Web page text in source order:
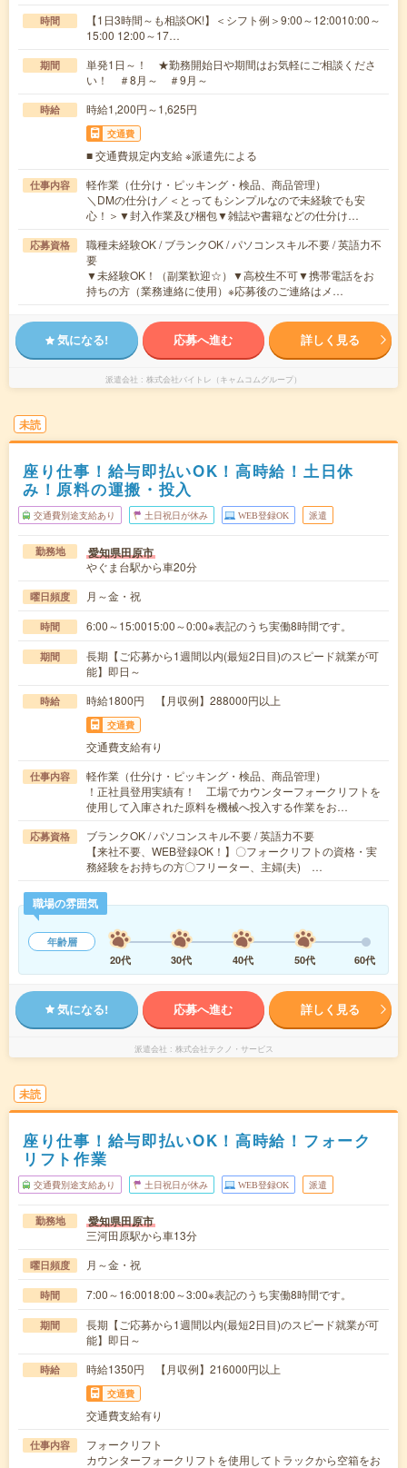
時間
【1日3時間～も相談OK!】＜シフト例＞9:00～12:0010:00～
15:00 12:00～17…
期間
単発1日～！ ★勤務開始日や期間はお気軽にご相談くださ
い！ ＃8月～ ＃9月～
時給 時給1,200円～1,625円
交通費
■ 交通費規定内支給 ※派遣先による
仕事内容
軽作業（仕分け・ピッキング・検品、商品管理）
＼DMの仕分け／＜とってもシンプルなので未経験でも安
心！＞▼封入作業及び梱包▼雑誌や書籍などの仕分け…
応募資格
職種未経験OK / ブランクOK / パソコンスキル不要 / 英語力不
要
▼未経験OK！（副業歓迎☆）▼高校生不可▼携帯電話をお
持ちの方（業務連絡に使用）※応募後のご連絡はメ…
気になる! 応募へ進む 詳しく見る
派遣会社 株式会社バイトレ（キャムコムグループ）
未読
座り仕事！給与即払いOK！高時給！土日休
み！原料の運搬・投入
交通費別途支給あり 土日祝日が休み WEB登録OK 派遣
勤務地 愛知県田原市
やぐま台駅から車20分
曜日頻度 月～金・祝
時間 6:00～15:0015:00～0:00※表記のうち実働8時間です。
期間
長期【ご応募から1週間以内(最短2日目)のスピード就業が可
能】即日～
時給 時給1800円 【月収例】288000円以上
交通費
交通費支給有り
仕事内容
軽作業（仕分け・ピッキング・検品、商品管理）
！正社員登用実績有！ 工場でカウンターフォークリフトを
使用して入庫された原料を機械へ投入する作業をお…
応募資格
ブランクOK / パソコンスキル不要 / 英語力不要
【来社不要、WEB登録OK！】〇フォークリフトの資格・実
務経験をお持ちの方〇フリーター、主婦(夫) …
職場の雰囲気
年齢層
20代
30代 40代 50代 60代
気になる! 応募へ進む 詳しく見る
派遣会社 株式会社テクノ・サービス
未読
座り仕事！給与即払いOK！高時給！フォーク
リフト作業
交通費別途支給あり 土日祝日が休み WEB登録OK 派遣
勤務地 愛知県田原市
三河田原駅から車13分
曜日頻度 月～金・祝
時間 7:00～16:0018:00～3:00※表記のうち実働8時間です。
期間
長期【ご応募から1週間以内(最短2日目)のスピード就業が可
能】即日～
時給 時給1350円 【月収例】216000円以上
交通費
交通費支給有り
仕事内容
フォークリフト
カウンターフォークリフトを使用してトラックから空箱をお